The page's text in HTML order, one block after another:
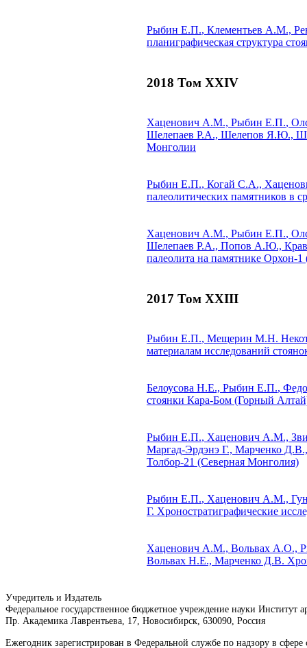
Рыбин Е.П., Клементьев А.М.,
планиграфическая структура
2018 Том XXIV
Хаценович А.М., Рыбин Е.П.,
Шелепаев Р.А., Шелепов Я.Ю.,
Монголии
Рыбин Е.П., Когай С.А.,
палеолитических памятников в
Хаценович А.М., Рыбин Е.П.,
Шелепаев Р.А., Попов А.Ю.,
палеолита на памятнике Орхон-
2017 Том XXIII
Рыбин Е.П., Мещерин М.Н.
материалам исследований
Белоусова Н.Е., Рыбин Е.П.,
стоянки Кара-Бом (Горный
Рыбин Е.П., Хаценович А.М.,
Маргад-Эрдэнэ Г., Марченко
Толбор-21 (Северная Монголия)
Рыбин Е.П., Хаценович А.М.,
Г. Хроностратиграфические
Хаценович А.М., Вольвах А.О.,
Вольвах Н.Е., Марченко Д.В.
Учредитель и Издатель
Федеральное государственное бюджетное учреждение науки
Пр. Академика Лаврентьева, 17, Новосибирск, 630090, Россия
Ежегодник зарегистрирован в Федеральной службе по надзору в